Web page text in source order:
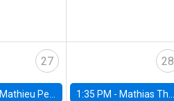
27
Mathieu Pedemonte, IDB
28
1:35 PM - Mathias Thoenig, University of Lausanne